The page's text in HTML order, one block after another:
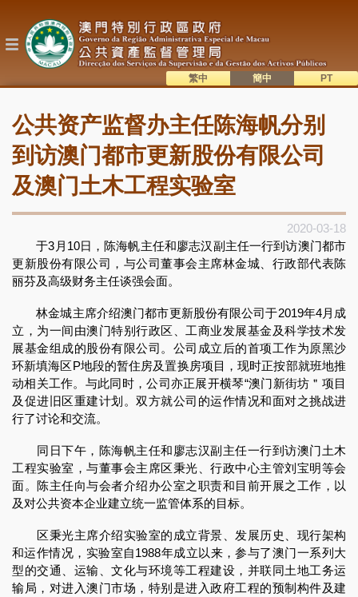
到
内
目
錄
公共资产监督办主任陈海帆分别
到访澳门都市更新股份有限公司
及澳门土木工程实验室
2020-03-18
于3月10日，陈海帆主任和廖志汉副主任一行到访澳门都市
更新股份有限公司，与公司董事会主席林金城、行政部代表陈
丽芬及高级财务主任谈强会面。
林金城主席介绍澳门都市更新股份有限公司于2019年4月成
立，为一间由澳门特别行政区、工商业发展基金及科学技术发
展基金组成的股份有限公司。公司成立后的首项工作为原黑沙
环新填海区P地段的暂住房及置换房项目，现时正按部就班地推
动相关工作。与此同时，公司亦正展开横琴“澳门新街坊＂项目
及促进旧区重建计划。双方就公司的运作情况和面对之挑战进
行了讨论和交流。
同日下午，陈海帆主任和廖志汉副主任一行到访澳门土木
工程实验室，与董事会主席区秉光、行政中心主管刘宝明等会
面。陈主任向与会者介绍办公室之职责和目前开展之工作，以
及对公共资本企业建立统一监管体系的目标。
区秉光主席介绍实验室的成立背景、发展历史、现行架构
和运作情况，实验室自1988年成立以来，参与了澳门一系列大
型的交通、运输、文化与环境等工程建设，并联同土地工务运
输局，对进入澳门市场，特别是进入政府工程的预制构件及建